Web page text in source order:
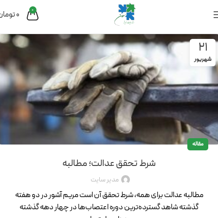
0
0
21
شهریور
مقاله
شرط تحقق عدالت؛ مطالبه
مدیر سایت
مطالبه عدالت برای همه، شرط تحقق آن است مریم آشور در دو هفته
گذشته شاهد گسترده‌ترین دوره اعتصاب‌ها در چهار دهه گذشته